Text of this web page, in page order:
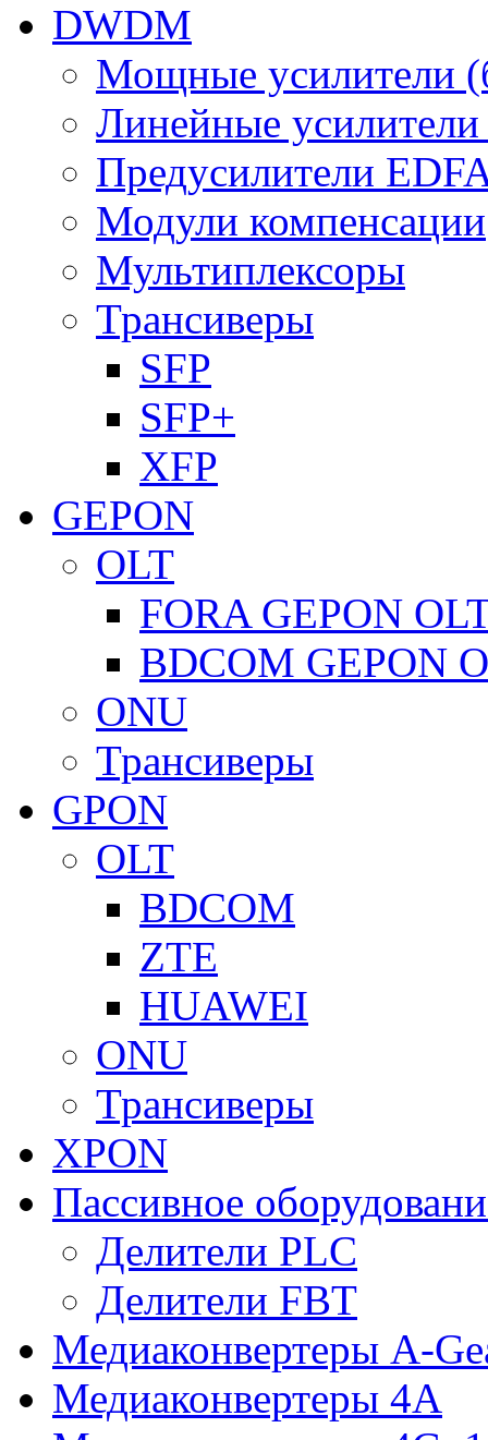
DWDM
Мощные усилители
Линейные
Предусилители
Модули компенсации
Мультиплексоры
Трансиверы
SFP
SFP+
XFP
GEPON
OLT
FORA GEPON
BDCOM GEPON
ONU
Трансиверы
GPON
OLT
BDCOM
ZTE
HUAWEI
ONU
Трансиверы
XPON
Пассивное
Делители PLC
Делители FBT
Медиаконвертеры A-
Медиаконвертеры 4A